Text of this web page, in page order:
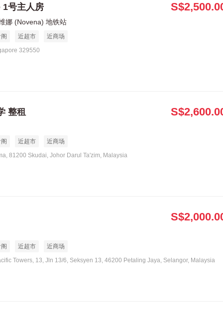
号主人房
娜 (Novena) 地铁站
近超市
近商场
329550
整租
近超市
近商场
81200 Skudai, Johor Darul Ta'zim, Malaysia
近超市
近商场
Towers, 13, Jln 13/6, Seksyen 13, 46200 Petaling Jaya, Selangor, Malaysia